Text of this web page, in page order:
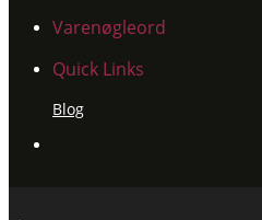
Varenøgleord
Quick Links
Blog